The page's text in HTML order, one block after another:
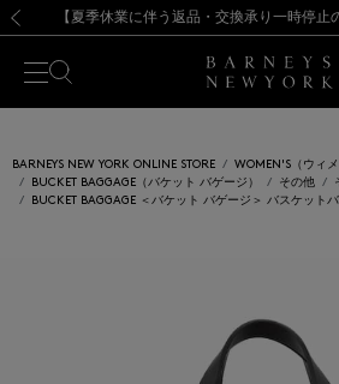
【夏季休業に伴う出荷一時停止のお
熊本県を中心とした地震の影響によるお
【開催中】SUMMER SALEのご案内
【夏季休業に伴う出荷一時停止のお
BARNEYS NEW YORK ONLINE STORE
WOMEN'S（ウィメ
BUCKET BAGGAGE（バケット バゲージ）
その他
BUCKET BAGGAGE ＜バケット バゲージ＞ バスケット